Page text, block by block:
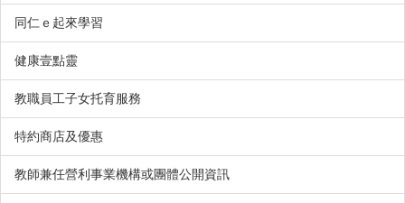
同仁ｅ起來學習
健康壹點靈
教職員工子女托育服務
特約商店及優惠
教師兼任營利事業機構或團體公開資訊